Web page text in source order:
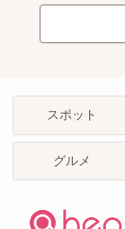
スポット
グルメ